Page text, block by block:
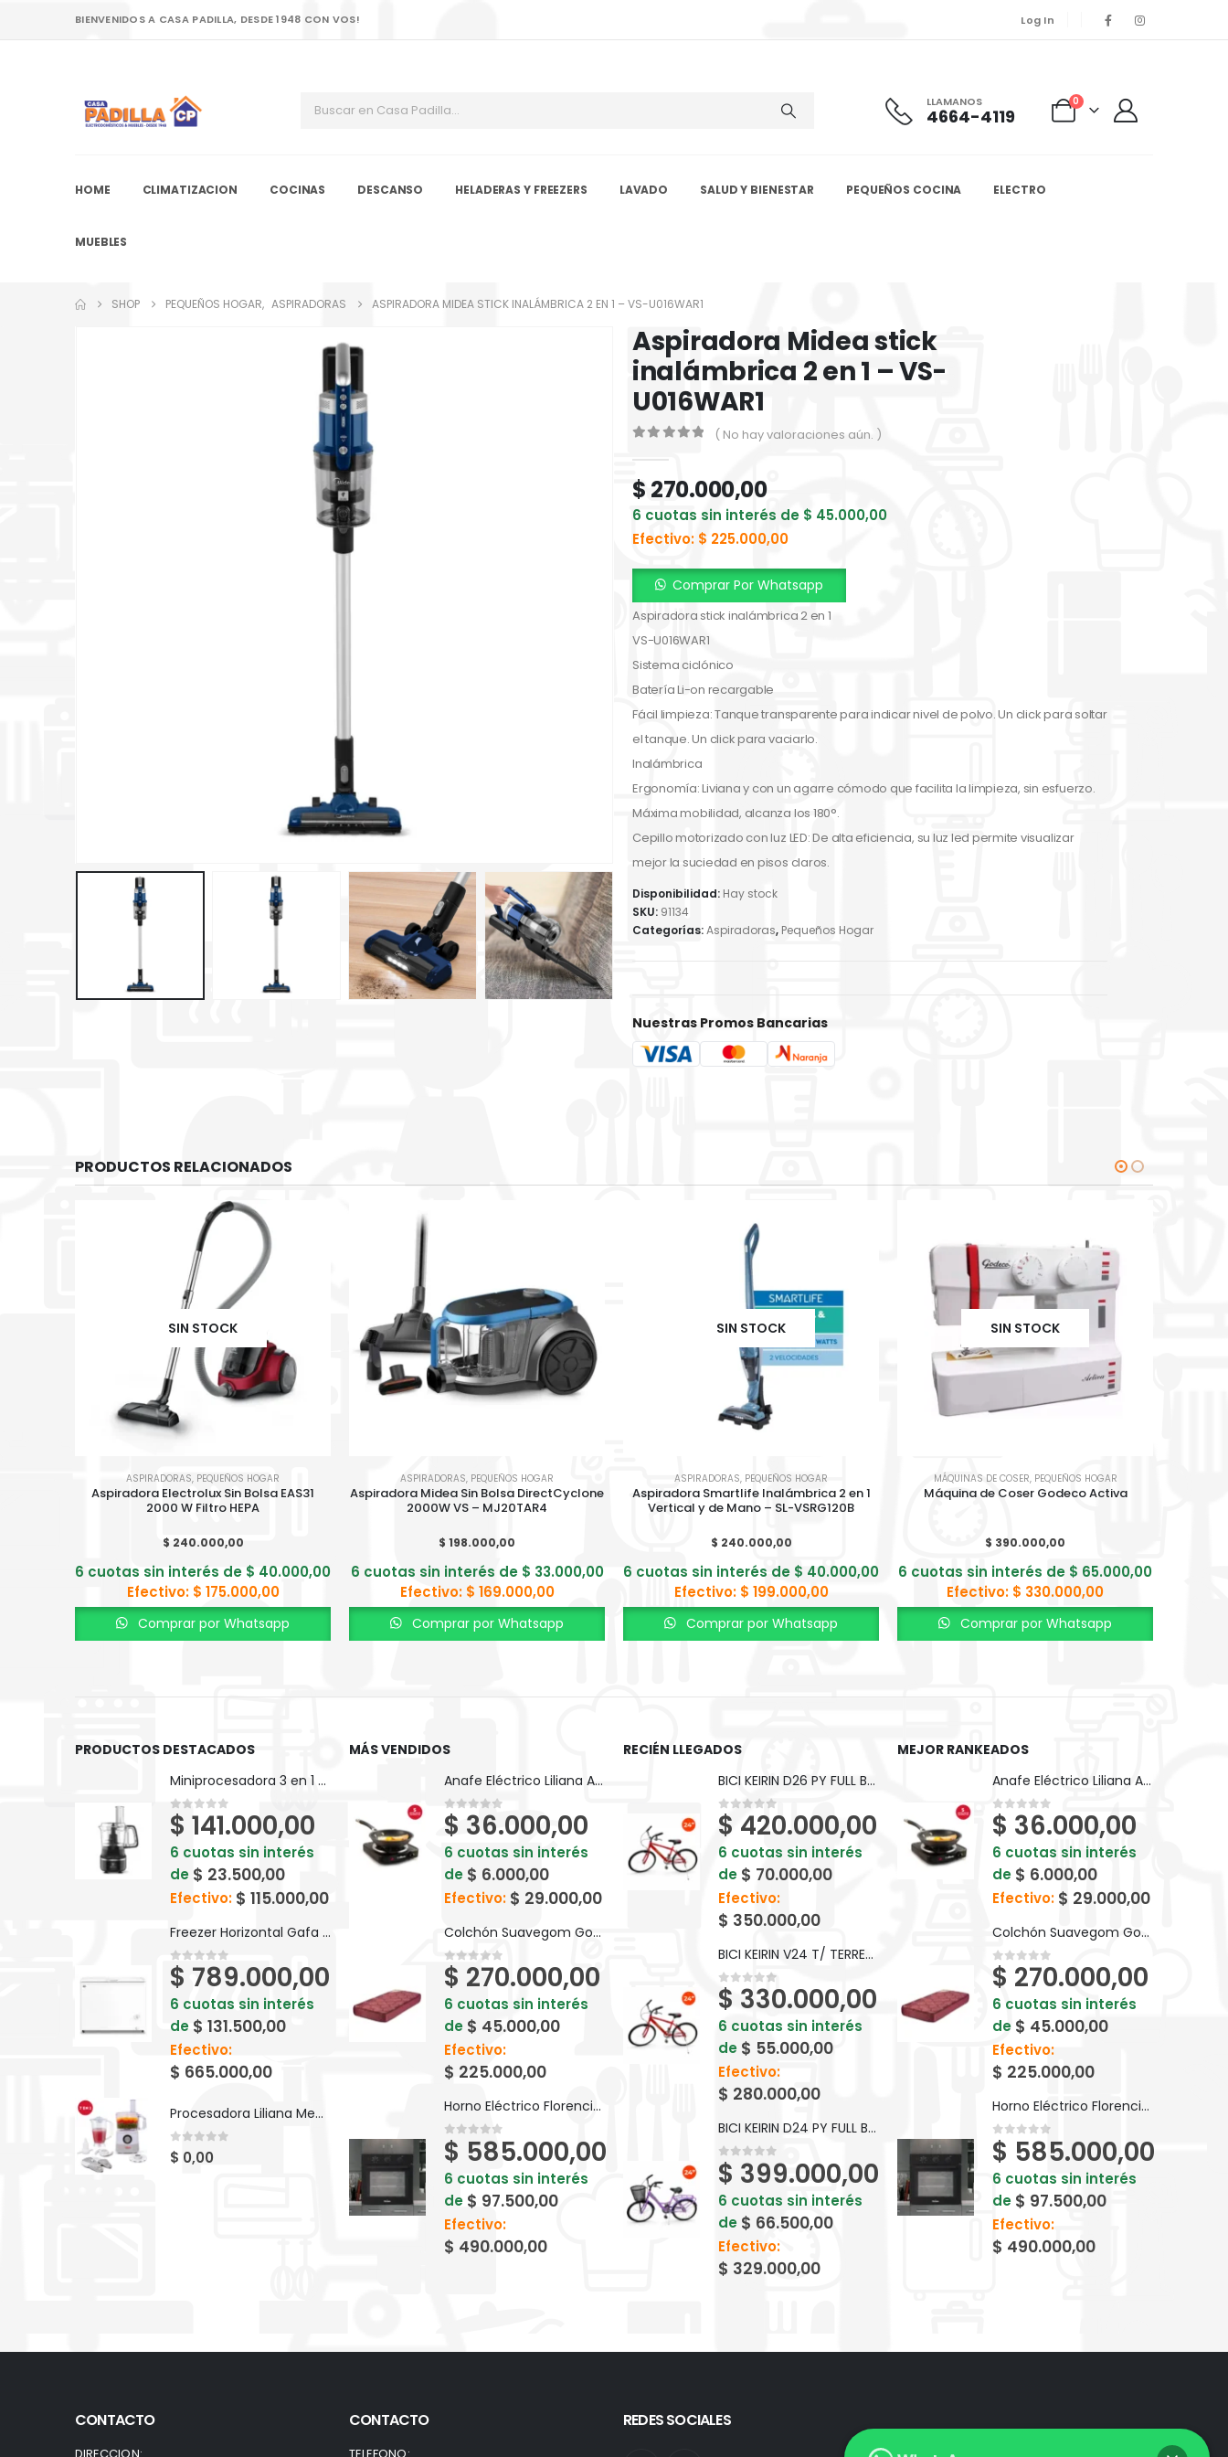
BIENVENIDOS A CASA PADILLA, DESDE 1948 CON VOS! Log In
LLAMANOS
4664-4119
0
HOME CLIMATIZACION COCINAS DESCANSO HELADERAS Y FREEZERS LAVADO SALUD Y BIENESTAR PEQUEÑOS COCINA ELECTRO
MUEBLES
SHOP PEQUEÑOS HOGAR, ASPIRADORAS ASPIRADORA MIDEA STICK INALÁMBRICA 2 EN 1 – VS-U016WAR1
Aspiradora Midea stick
inalámbrica 2 en 1 – VS-
U016WAR1
( No hay valoraciones aún. )
$ 270.000,00
6 cuotas sin interés de $ 45.000,00
Efectivo: $ 225.000,00
Comprar Por Whatsapp
Aspiradora stick inalámbrica 2 en 1
VS-U016WAR1
Sistema ciclónico
Batería Li-on recargable
Fácil limpieza: Tanque transparente para indicar nivel de polvo. Un click para soltar
el tanque. Un click para vaciarlo.
Inalámbrica
Ergonomía: Liviana y con un agarre cómodo que facilita la limpieza, sin esfuerzo.
Máxima mobilidad, alcanza los 180°.
Cepillo motorizado con luz LED: De alta eficiencia, su luz led permite visualizar
mejor la suciedad en pisos claros.
Disponibilidad: Hay stock
SKU: 91134
Categorías:Aspiradoras, Pequeños Hogar
Nuestras Promos Bancarias
PRODUCTOS RELACIONADOS
SIN STOCK
ASPIRADORAS, PEQUEÑOS HOGAR
Aspiradora Electrolux Sin Bolsa EAS31
2000 W Filtro HEPA
$ 240.000,00
6 cuotas sin interés de $ 40.000,00
Efectivo: $ 175.000,00
Comprar por Whatsapp
ASPIRADORAS, PEQUEÑOS HOGAR
Aspiradora Midea Sin Bolsa DirectCyclone
2000W VS – MJ20TAR4
$ 198.000,00
6 cuotas sin interés de $ 33.000,00
Efectivo: $ 169.000,00
Comprar por Whatsapp
SIN STOCK
ASPIRADORAS, PEQUEÑOS HOGAR
Aspiradora Smartlife Inalámbrica 2 en 1
Vertical y de Mano – SL-VSRG120B
$ 240.000,00
6 cuotas sin interés de $ 40.000,00
Efectivo: $ 199.000,00
Comprar por Whatsapp
SIN STOCK
MÁQUINAS DE COSER, PEQUEÑOS HOGAR
Máquina de Coser Godeco Activa
$ 390.000,00
6 cuotas sin interés de $ 65.000,00
Efectivo: $ 330.000,00
Comprar por Whatsapp
PRODUCTOS DESTACADOS
Miniprocesadora 3 en 1 Electrolux Efficient 710ml EFP500
0out of 5
$ 141.000,00
6 cuotas sin interés
de $ 23.500,00
Efectivo: $ 115.000,00
Freezer Horizontal Gafa Blanco Inverter 280lts FGHI300B-L
0out of 5
$ 789.000,00
6 cuotas sin interés
de $ 131.500,00
Efectivo:
$ 665.000,00
Procesadora Liliana Megapros AM740
0 out of 5
$ 0,00
MÁS VENDIDOS
Anafe Eléctrico Liliana A911
0out of 5
$ 36.000,00
6 cuotas sin interés
de $ 6.000,00
Efectivo: $ 29.000,00
Colchón Suavegom Goma Espuma Splendid - 190 cm x 80 cm Bordó
0out of 5
$ 270.000,00
6 cuotas sin interés
de $ 45.000,00
Efectivo:
$ 225.000,00
Horno Eléctrico Florencia 7857F
0out of 5
$ 585.000,00
6 cuotas sin interés
de $ 97.500,00
Efectivo:
$ 490.000,00
RECIÉN LLEGADOS
BICI KEIRIN D26 PY FULL BP10F
0out of 5
$ 420.000,00
6 cuotas sin interés
de $ 70.000,00
Efectivo:
$ 350.000,00
BICI KEIRIN V24 T/ TERRENO S/ CAMBIOS BM024
0out of 5
$ 330.000,00
6 cuotas sin interés
de $ 55.000,00
Efectivo:
$ 280.000,00
BICI KEIRIN D24 PY FULL BP24F
0out of 5
$ 399.000,00
6 cuotas sin interés
de $ 66.500,00
Efectivo:
$ 329.000,00
MEJOR RANKEADOS
Anafe Eléctrico Liliana A911
0out of 5
$ 36.000,00
6 cuotas sin interés
de $ 6.000,00
Efectivo: $ 29.000,00
Colchón Suavegom Goma Espuma Splendid - 190 cm x 80 cm Bordó
0out of 5
$ 270.000,00
6 cuotas sin interés
de $ 45.000,00
Efectivo:
$ 225.000,00
Horno Eléctrico Florencia 7857F
0out of 5
$ 585.000,00
6 cuotas sin interés
de $ 97.500,00
Efectivo:
$ 490.000,00
CONTACTO
DIRECCION:
CONTACTO
TELEFONO:
REDES SOCIALES